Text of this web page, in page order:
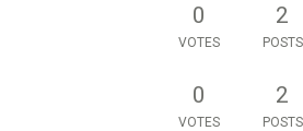
0
VOTES
2
POSTS
0
VOTES
2
POSTS